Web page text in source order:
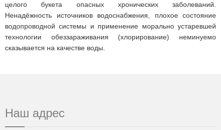
целого букета опасных хронических заболеваний.
Ненадёжность источников водоснабжения, плохое состояние
водопроводной системы и применение морально устаревшей
технологии обеззараживания (хлорирование) неминуемо
сказывается на качестве воды.
Наш адрес